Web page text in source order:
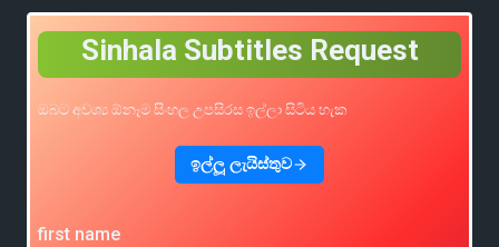
Sinhala Subtitles Request
ඔබට අවශ්‍ය ඕනෑම සිංහල උපසිරස ඉල්ලා සිටිය හැක
ඉල්ලූ ලැයිස්තුව
first name